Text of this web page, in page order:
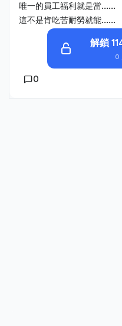
唯一的員工福利就是當......
這不是肯吃苦耐勞就能......
解鎖
0
0